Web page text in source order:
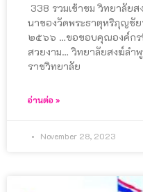
338 รวมเข้าชม วิทยาลัย
นาของวัดพระธาตุหริภุญชั
๒๕๖๖ …ขอขอบคุณองค์กร
สวยงาม… วิทยาลัยสงฆ์ลำ
ราชวิทยาลัย
อ่านต่อ »
November 28, 2023